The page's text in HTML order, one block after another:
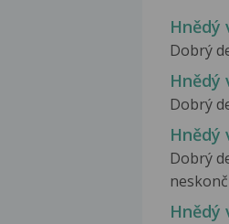
Hnědý
Dobrý
Hnědý
Dobrý
Hnědý
Dobrý
Hnědý